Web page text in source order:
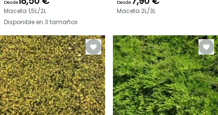
Desde
Maceta 1,5L/2L
Disponible en 3 tamaños
Desde
Maceta 2L/3L